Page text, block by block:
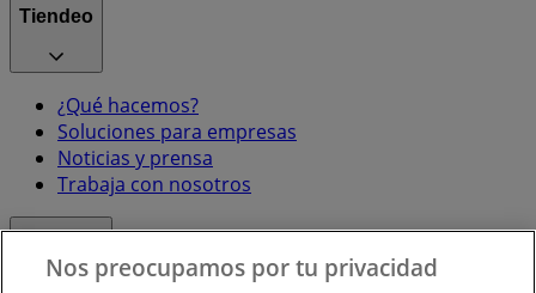
Tiendeo
¿Qué hacemos?
Soluciones para empresas
Noticias y prensa
Trabaja con nosotros
Nos preocupamos por tu privacidad